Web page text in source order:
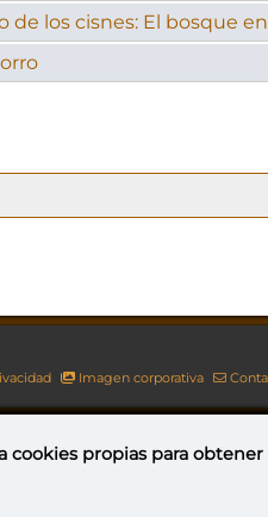
de los cisnes: El bosque
Imagen corporativa
Esta obra está bajo
cookies propiaspara obtener